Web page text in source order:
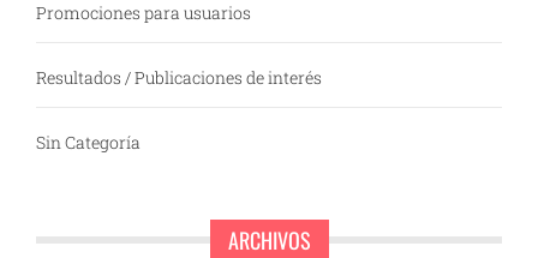
Promociones para usuarios
Resultados / Publicaciones de interés
Sin Categoría
ARCHIVOS